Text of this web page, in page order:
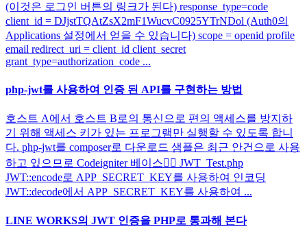
(이것은 로그인 버튼의 링크가 된다) response_type=code
client_id = DJjstTQAtZsX2mF1WucvC0925YTrNDol (Auth0의
Applications 설정에서 얻을 수 있습니다) scope = openid profile
email redirect_uri = client_id client_secret
grant_type=authorization_code ...
php-jwt를 사용하여 인증 된 API를 구현하는 방법
호스트 A에서 호스트 B로의 통신으로 편의 액세스를 방지하
기 위해 액세스 키가 있는 프로그램만 실행할 수 있도록 합니
다. php-jwt를 composer로 다운로드 샘플은 최근 안건으로 사용
하고 있으므로 Codeigniter 베이스🙇‍♂️ JWT_Test.php
JWT::encode로 APP_SECRET_KEY를 사용하여 인코딩
JWT::decode에서 APP_SECRET_KEY를 사용하여 ...
LINE WORKS의 JWT 인증을 PHP로 통과해 본다